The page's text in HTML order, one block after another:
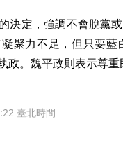
決定，強調不會脫黨
聚力不足，但只要
政。魏平政則表示尊重
臺北時間